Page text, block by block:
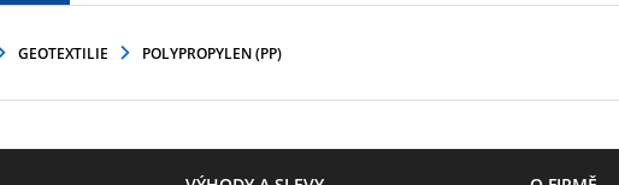
GEOTEXTILIE POLYPROPYLEN (PP)